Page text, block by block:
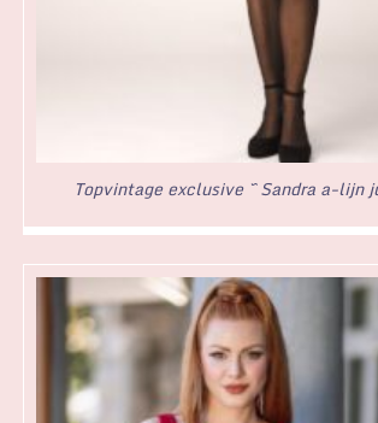
Topvintage exclusive ~ Sandra a-lijn